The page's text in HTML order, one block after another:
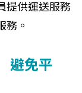
提供運送服務
務。
避免平